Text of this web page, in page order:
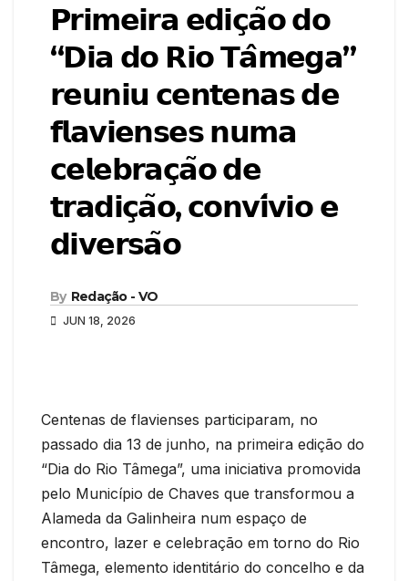
𝗣𝗿𝗶𝗺𝗲𝗶𝗿𝗮 𝗲𝗱𝗶𝗰̧𝗮̃𝗼 𝗱𝗼
“𝗗𝗶𝗮 𝗱𝗼 𝗥𝗶𝗼 𝗧𝗮̂𝗺𝗲𝗴𝗮”
𝗿𝗲𝘂𝗻𝗶𝘂 𝗰𝗲𝗻𝘁𝗲𝗻𝗮𝘀 𝗱𝗲
𝗳𝗹𝗮𝘃𝗶𝗲𝗻𝘀𝗲𝘀 𝗻𝘂𝗺𝗮
𝗰𝗲𝗹𝗲𝗯𝗿𝗮𝗰̧𝗮̃𝗼 𝗱𝗲
𝘁𝗿𝗮𝗱𝗶𝗰̧𝗮̃𝗼, 𝗰𝗼𝗻𝘃𝗶́𝘃𝗶𝗼 𝗲
𝗱𝗶𝘃𝗲𝗿𝘀𝗮̃𝗼
By Redação - VO
JUN 18, 2026
Centenas de flavienses participaram, no
passado dia 13 de junho, na primeira edição do
“Dia do Rio Tâmega”, uma iniciativa promovida
pelo Município de Chaves que transformou a
Alameda da Galinheira num espaço de
encontro, lazer e celebração em torno do Rio
Tâmega, elemento identitário do concelho e da